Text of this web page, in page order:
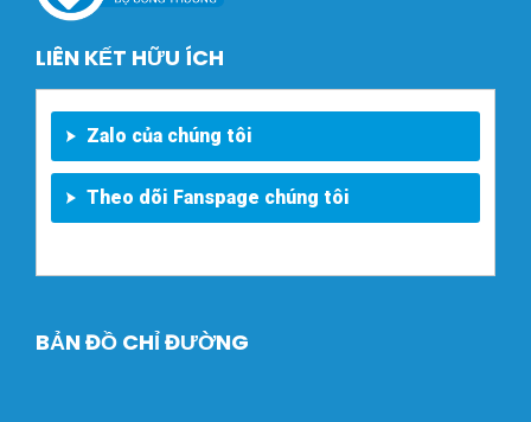
LIÊN KẾT HỮU ÍCH
Zalo của chúng tôi
Theo dõi Fanspage chúng tôi
BẢN ĐỒ CHỈ ĐƯỜNG